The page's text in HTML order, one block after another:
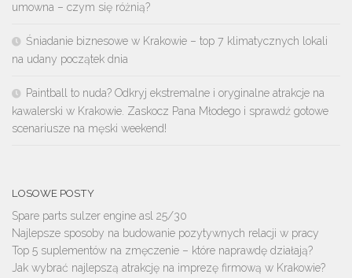
umowna – czym się różnią?
Śniadanie biznesowe w Krakowie – top 7 klimatycznych lokali
na udany początek dnia
Paintball to nuda? Odkryj ekstremalne i oryginalne atrakcje na
kawalerski w Krakowie. Zaskocz Pana Młodego i sprawdź gotowe
scenariusze na męski weekend!
LOSOWE POSTY
Spare parts sulzer engine asl 25/30
Najlepsze sposoby na budowanie pozytywnych relacji w pracy
Top 5 suplementów na zmęczenie – które naprawdę działają?
Jak wybrać najlepszą atrakcję na imprezę firmową w Krakowie?